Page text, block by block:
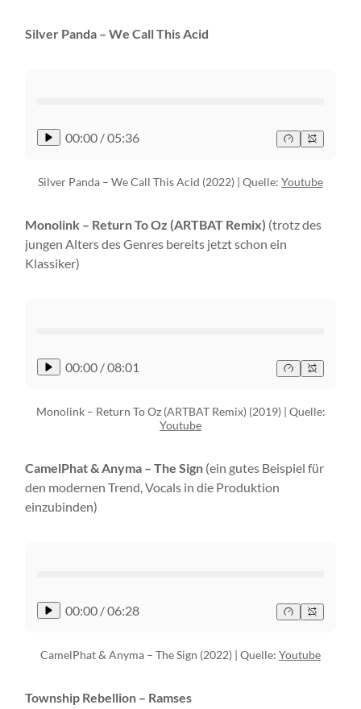
Silver Panda – We Call This Acid
00:00 /05:36
Silver Panda – We Call This Acid (2022) | Quelle: Youtube
Monolink – Return To Oz (ARTBAT Remix) (trotz des
jungen Alters des Genres bereits jetzt schon ein
Klassiker)
00:00 /08:01
Monolink – Return To Oz (ARTBAT Remix) (2019) | Quelle:
Youtube
CamelPhat & Anyma – The Sign (ein gutes Beispiel für
den modernen Trend, Vocals in die Produktion
einzubinden)
00:00 /06:28
CamelPhat & Anyma – The Sign (2022) | Quelle: Youtube
Township Rebellion – Ramses